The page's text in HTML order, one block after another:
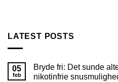
LATEST POSTS
05
feb
Bryde fri: Det sunde
nikotinfrie